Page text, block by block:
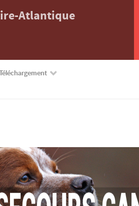
Atlantique